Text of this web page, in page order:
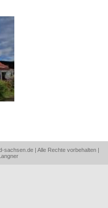
sachsen.de | Alle Rechte vorbehalten |